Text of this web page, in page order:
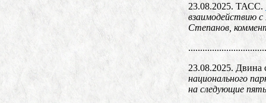
23.08.2025. ТАСС.
взаимодействию
Степанов,
23.08.2025. Двина
национального
на следующие